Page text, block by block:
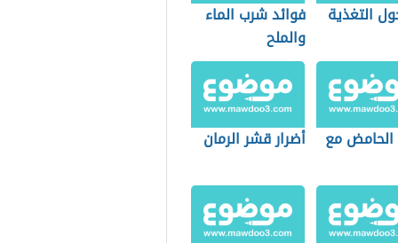
التغذية
فوائد شرب الماء
والملح
الحامض مع أضرار قشر الرمان